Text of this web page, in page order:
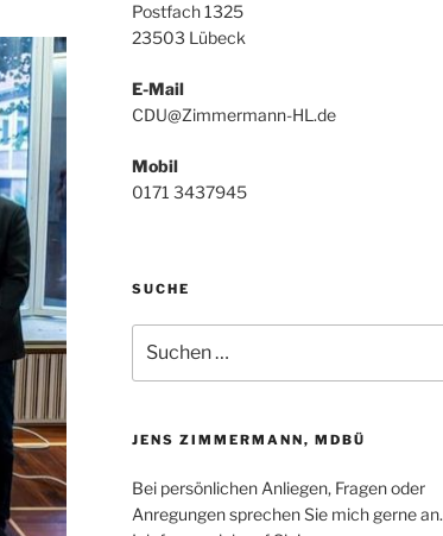
Postfach 1325
23503 Lübeck
E-Mail
CDU@Zimmermann-HL.de
Mobil
0171 3437945
SUCHE
nach:
JENS ZIMMERMANN, MDBÜ
Bei persönlichen Anliegen, Fragen oder
Anregungen sprechen Sie mich gerne an.